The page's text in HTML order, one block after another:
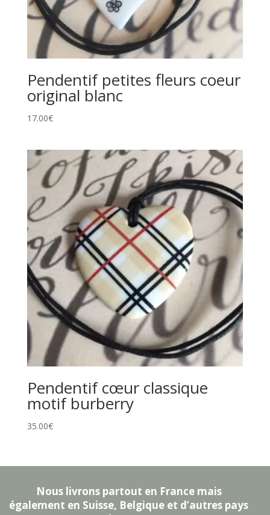
Pendentif petites fleurs coeur
original blanc
17.00€
Pendentif cœur classique
motif burberry
35.00€
Nous livrons partout en France mais
également en Suisse, Belgique et d’autres pays